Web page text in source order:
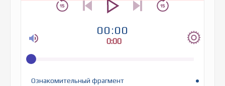
00:00
0:00
Ознакомительный фрагмент